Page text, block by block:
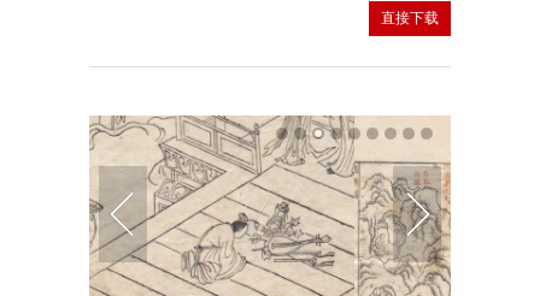
直接下载